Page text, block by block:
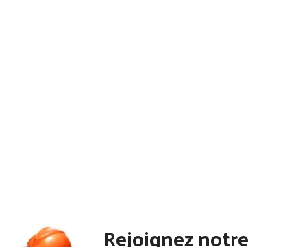
Rejoignez notre